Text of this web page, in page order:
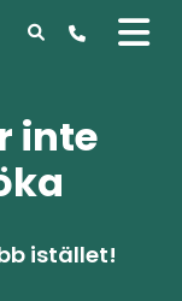
inte
istället!